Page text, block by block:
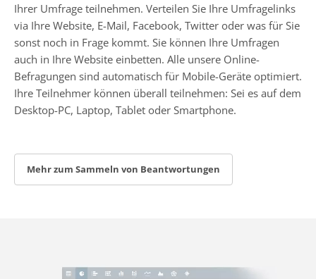
Ihrer Umfrage teilnehmen. Verteilen Sie Ihre Umfragelinks
via Ihre Website, E-Mail, Facebook, Twitter oder was für Sie
sonst noch in Frage kommt. Sie können Ihre Umfragen
auch in Ihre Website einbetten. Alle unsere Online-
Befragungen sind automatisch für Mobile-Geräte optimiert.
Ihre Teilnehmer können überall teilnehmen: Sei es auf dem
Desktop-PC, Laptop, Tablet oder Smartphone.
Mehr zum Sammeln von Beantwortungen